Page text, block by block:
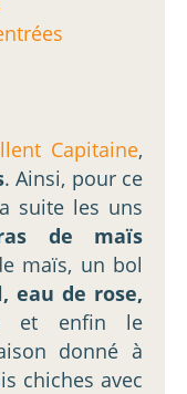
Capitaine,
. Ainsi, pour ce
suite les uns
de maïs
maïs, un bol
eau de rose,
et enfin le
donné à
chiches avec